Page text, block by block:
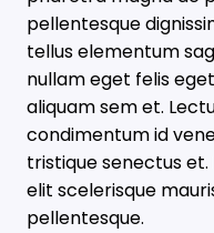
pellentesque
tellus elementum
nullam eget felis
aliquam sem et.
condimentum id
tristique senectus
elit scelerisque
pellentesque.